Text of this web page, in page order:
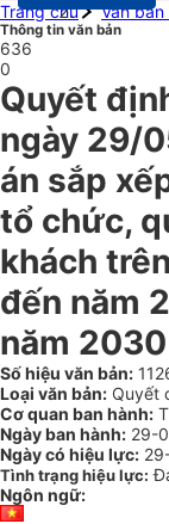
Trang chủ
Văn
Thông tin văn bản
636
0
Quyết
ngày 29/
án sắp
tổ chức,
khách
đến năm
năm 2030
Số hiệu văn bản:
Loại văn bản: Quyết
Cơ quan ban hành:
Ngày ban hành: 29-
Ngày có hiệu lực:
Tình trạng hiệu lực:
Ngôn ngữ: